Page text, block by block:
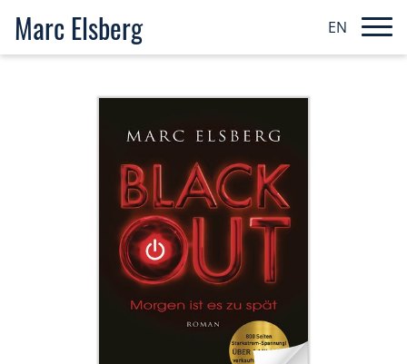
Marc Elsberg EN